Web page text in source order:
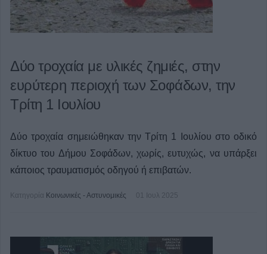
Δύο τροχαία με υλικές ζημιές, στην
ευρύτερη περιοχή των Σοφάδων, την
Τρίτη 1 Ιουλίου
Δύο τροχαία σημειώθηκαν την Τρίτη 1 Ιουλίου στο οδικό
δίκτυο του Δήμου Σοφάδων, χωρίς, ευτυχώς, να υπάρξει
κάποιος τραυματισμός οδηγού ή επιβατών.
Κατηγορία Κοινωνικές - Αστυνομικές 01 Ιουλ 2025